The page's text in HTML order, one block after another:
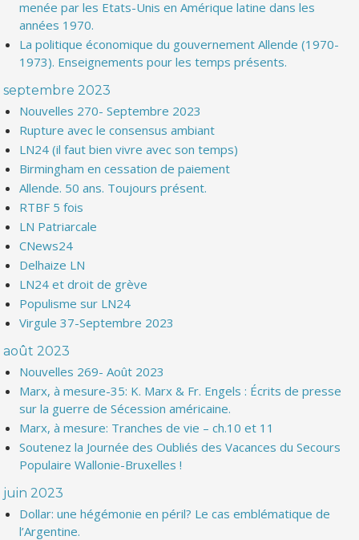
menée par les Etats-Unis en Amérique latine dans les
années 1970.
La politique économique du gouvernement Allende (1970-
1973). Enseignements pour les temps présents.
septembre 2023
Nouvelles 270- Septembre 2023
Rupture avec le consensus ambiant
LN24 (il faut bien vivre avec son temps)
Birmingham en cessation de paiement
Allende. 50 ans. Toujours présent.
RTBF 5 fois
LN Patriarcale
CNews24
Delhaize LN
LN24 et droit de grève
Populisme sur LN24
Virgule 37-Septembre 2023
août 2023
Nouvelles 269- Août 2023
Marx, à mesure-35: K. Marx & Fr. Engels : Écrits de presse
sur la guerre de Sécession américaine.
Marx, à mesure: Tranches de vie – ch.10 et 11
Soutenez la Journée des Oubliés des Vacances du Secours
Populaire Wallonie-Bruxelles !
juin 2023
Dollar: une hégémonie en péril? Le cas emblématique de
l’Argentine.